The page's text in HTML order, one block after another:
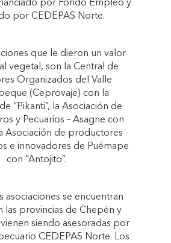
por Fondo Empleo y
por CEDEPAS Norte.
que le dieron un valor
vegetal, son la Central de
Organizados del Valle
(Ceprovaje) con la
“Pikanti”, la Asociación de
y Pecuarios – Asagne con
Asociación de productores
e innovadores de Puémape
con “Antojito”.
asociaciones se encuentran
las provincias de Chepén y
vienen siendo asesoradas por
CEDEPAS Norte. Los